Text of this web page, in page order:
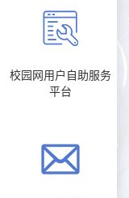
校园网用户自助服务
平台